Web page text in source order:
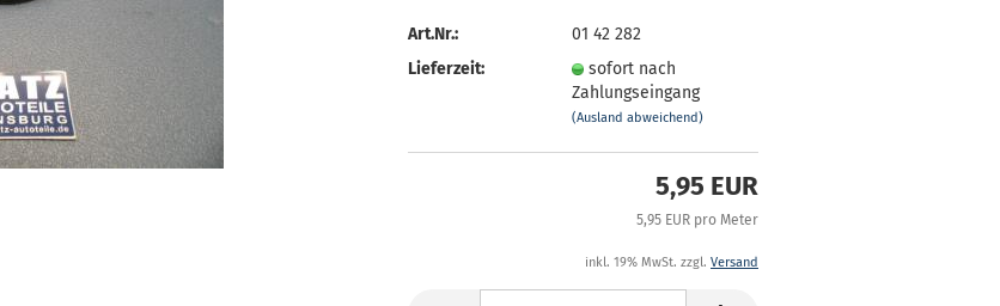
Art.Nr.:
01 42 282
Lieferzeit:
sofort nach
Zahlungseingang
(Ausland abweichend)
5,95 EUR
5,95 EUR pro Meter
inkl. 19% MwSt. zzgl. Versand